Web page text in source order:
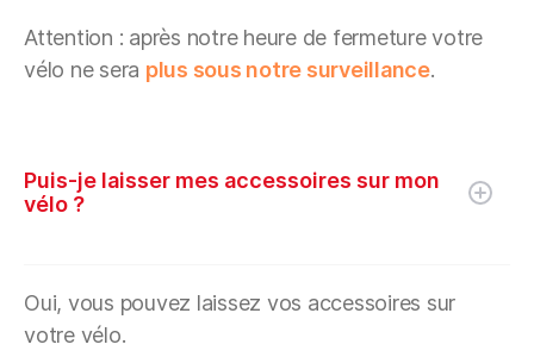
Attention : après notre heure de fermeture votre
vélo ne sera plus sous notre surveillance.
Puis-je laisser mes accessoires sur mon
vélo ?
Oui, vous pouvez laissez vos accessoires sur
votre vélo.